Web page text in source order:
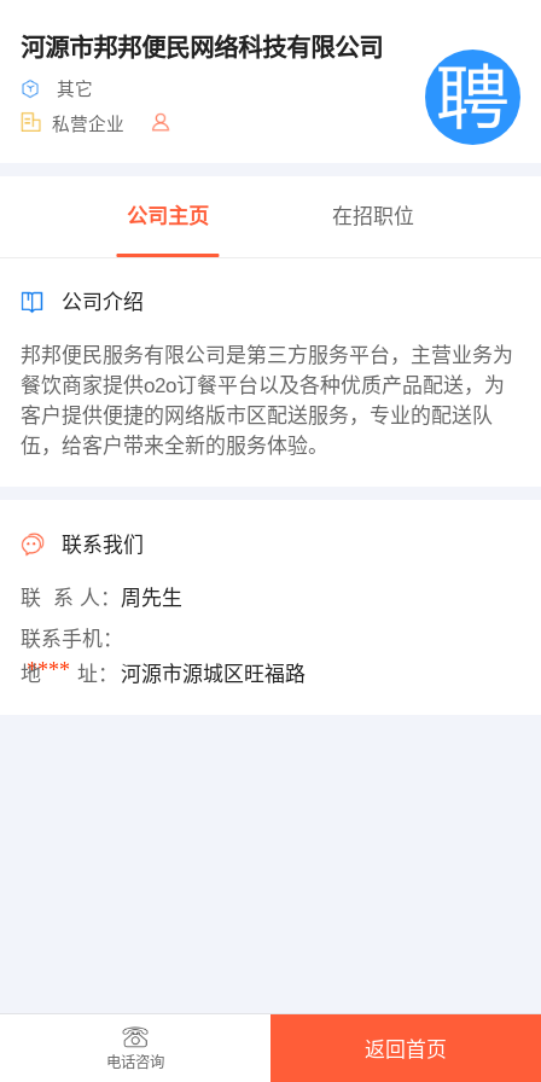
河源市邦邦便民网络科技有限公司
其它
私营企业
公司主页 在招职位
公司介绍
邦邦便民服务有限公司是第三方服务平台，主营业务为
餐饮商家提供o2o订餐平台以及各种优质产品配送，为
客户提供便捷的网络版市区配送服务，专业的配送队
伍，给客户带来全新的服务体验。
联系我们
联 系 人： 周先生
联系手机：
****
地 址： 河源市源城区旺福路
电话咨询
返回首页